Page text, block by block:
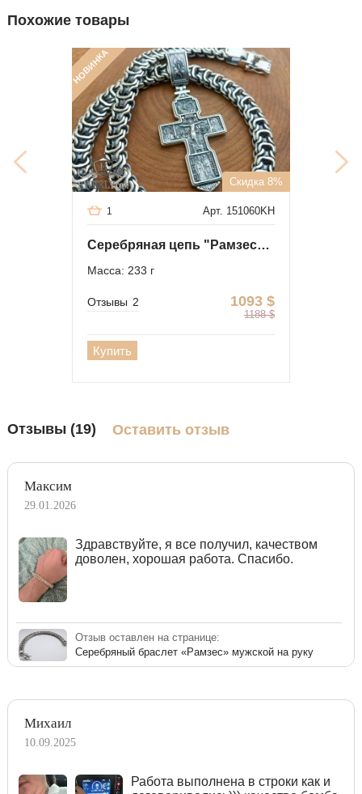
Похожие товары
НОВИНКА
Скидка 8%
Арт. 151060KH
1
Серебряная цепь "Рамзес" 185 грамм с крестом 48 грамм
Масса: 233 г
1093 $
1188 $
Отзывы 2
Купить
Отзывы (19) Оставить отзыв
Максим
29.01.2026
Здравствуйте, я все получил, качеством
доволен, хорошая работа. Спасибо.
Отзыв оставлен на странице:
Серебряный браслет «Рамзес» мужской на руку
Михаил
10.09.2025
Работа выполнена в строки как и